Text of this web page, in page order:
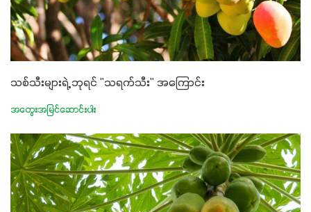
သစ်သီးများရဲ့ ဘုရင် "သရက်သီး" အကြောင်း
အတွေးအမြင်ဆောင်းပါး